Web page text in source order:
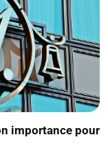
importance pour